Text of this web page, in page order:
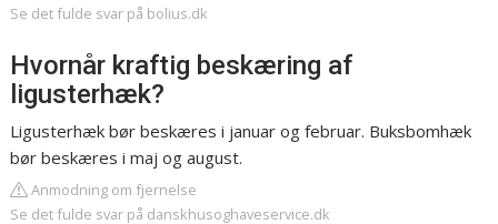
Se det fulde svar på bolius.dk
Hvornår kraftig beskæring af
ligusterhæk?
Ligusterhæk bør beskæres i januar og februar. Buksbomhæk
bør beskæres i maj og august.
Anmodning om fjernelse
Se det fulde svar på danskhusoghaveservice.dk